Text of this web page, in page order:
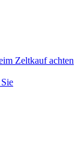
Zeltkauf achten